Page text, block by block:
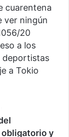
cuarentena
ver ningún
20
a los
deportistas
a Tokio
y